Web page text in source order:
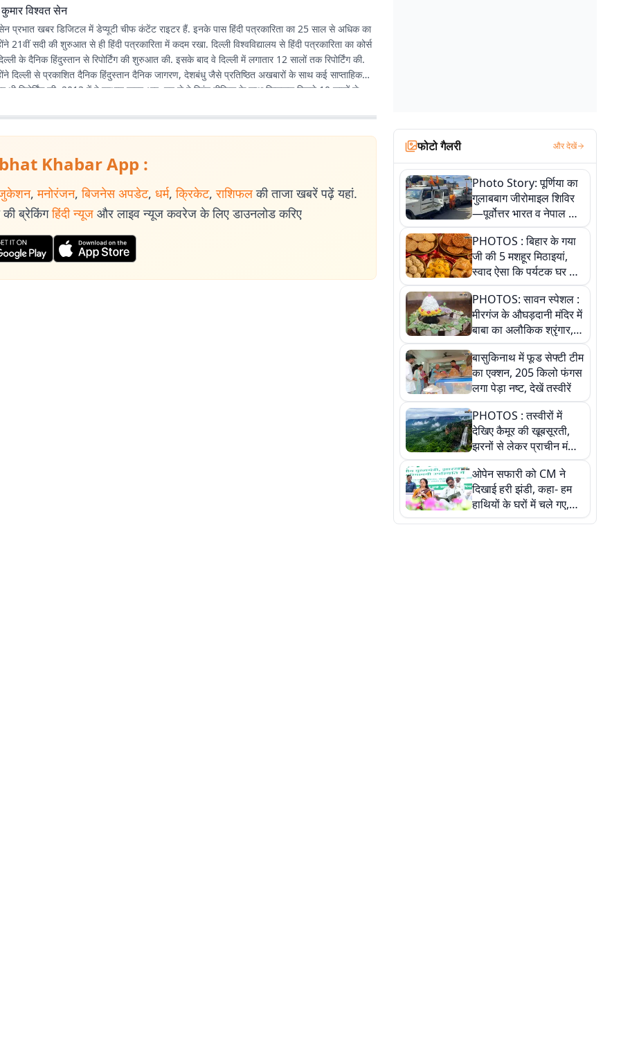
कुमार विश्वत सेन
प्रभात खबर डिजिटल में डेप्यूटी चीफ कंटेंट राइटर हैं. इनके पास हिंदी पत्रकारिता का 25 साल से अधिक का
21वीं सदी की शुरुआत से ही हिंदी पत्रकारिता में कदम रखा. दिल्ली विश्वविद्यालय से हिंदी पत्रकारिता का कोर्स
के दैनिक हिंदुस्तान से रिपोर्टिंग की शुरुआत की. इसके बाद वे दिल्ली में लगातार 12 सालों तक रिपोर्टिंग की.
दिल्ली से प्रकाशित दैनिक हिंदुस्तान दैनिक जागरण, देशबंधु जैसे प्रतिष्ठित अखबारों के साथ कई साप्ताहिक
भी रिपोर्टिंग की. 2013 में वे प्रभात खबर आए. तब से वे प्रिंट मीडिया के साथ फिलहाल पिछले 10 सालों से
में अपनी सेवाएं दे रहे हैं. इन्होंने अपने करियर के शुरुआती दिनों में ही राजस्थान में होने वाली हिंदी
300 साल के इतिहास पर एक पुस्तक 'नित नए आयाम की खोज: राजस्थानी पत्रकारिता' की रचना की. इनकी कई
विभिन्न पत्र-पत्रिकाओं में प्रकाशित हुई हैं.
Khabar App :
, मनोरंजन, बिजनेस अपडेट, धर्म, क्रिकेट, राशिफल की ताजा खबरें पढ़ें यहां.
की ब्रेकिंग हिंदी न्यूज और लाइव न्यूज कवरेज के लिए डाउनलोड करिए
फोटो गैलरी और देखें
Photo Story: पूर्णिया का
गुलाबबाग जीरोमाइल शिविर
—पूर्वोत्तर भारत व नेपाल के
कांवरियों का प्रमुख सेवा धाम
PHOTOS : बिहार के गया
जी की 5 मशहूर मिठाइयां,
स्वाद ऐसा कि पर्यटक घर ले
जाना नहीं भूलते, तस्वीरों में
देखें
PHOTOS: सावन स्पेशल :
मीरगंज के औघड़दानी मंदिर में
बाबा का अलौकिक श्रृंगार,
तस्वीरों में देखें महादेव के कई
मनमोहक स्वरूप
बासुकिनाथ में फूड सेफ्टी टीम
का एक्शन, 205 किलो फंगस
लगा पेड़ा नष्ट, देखें तस्वीरें
PHOTOS : तस्वीरों में
देखिए कैमूर की खूबसूरती,
झरनों से लेकर प्राचीन मंदिरों
तक प्रकृति और आस्था का
अद्भुत संगम
ओपेन सफारी को CM ने
दिखाई हरी झंडी, कहा- हम
हाथियों के घरों में चले गए,
देखें तस्वीरें